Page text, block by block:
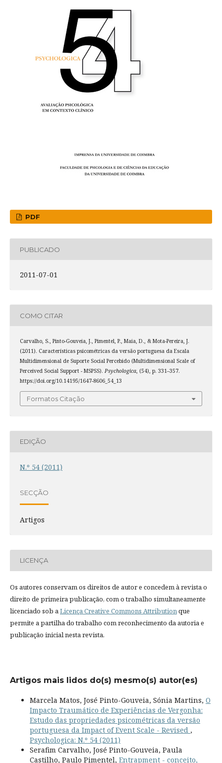
PDF
PUBLICADO
2011-07-01
COMO CITAR
Carvalho, S., Pinto-Gouveia, J., Pimentel, P., Maia, D., & Mota-Pereira, J.
(2011). Características psicométricas da versão portuguesa da Escala
Multidimensional de Suporte Social Percebido (Multidimensional Scale of
Perceived Social Support - MSPSS). Psychologica, (54), p. 331–357.
https://doi.org/10.14195/1647-8606_54_13
Formatos Citação
EDIÇÃO
N.º 54 (2011)
SECÇÃO
Artigos
LICENÇA
Os autores conservam os direitos de autor e concedem à revista o
direito de primeira publicação, com o trabalho simultaneamente
licenciado sob aLicença Creative Commons Attributionque
permite a partilha do trabalho com reconhecimento da autoria e
publicação inicial nesta revista.
Artigos mais lidos do(s) mesmo(s) autor(es)
Marcela Matos, José Pinto-Gouveia, Sónia Martins, O
Impacto Traumático de Experiências de Vergonha:
Estudo das propriedades psicométricas da versão
portuguesa da Impact of Event Scale - Revised ,
Psychologica: N.º 54 (2011)
Serafim Carvalho, José Pinto-Gouveia, Paula
Castilho, Paulo Pimentel, Entrapment - conceito,